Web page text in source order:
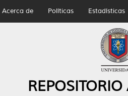
Acerca de Políticas Estadísticas